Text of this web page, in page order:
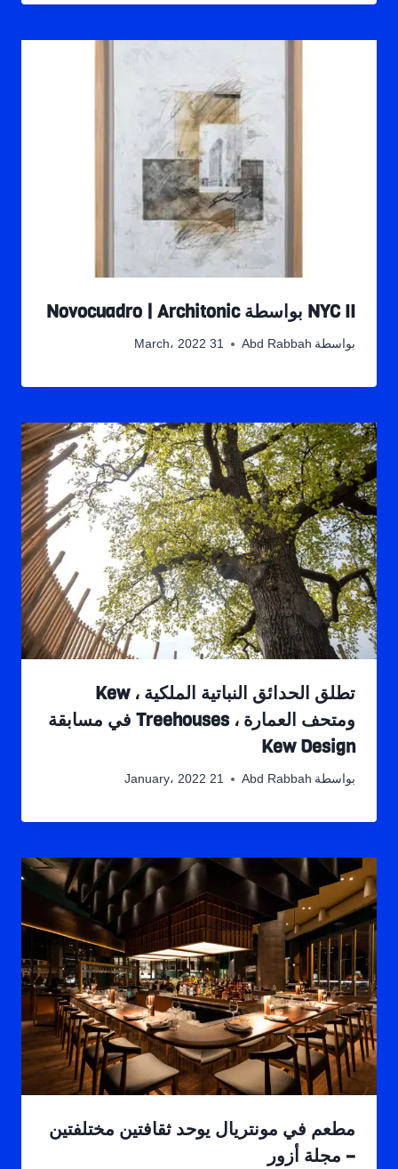
NYC II بواسطة Novocuadro | Architonic
بواسطة Abd Rabbah 31 March، 2022
تطلق الحدائق النباتية الملكية ، Kew
ومتحف العمارة ، Treehouses في مسابقة
Kew Design
بواسطة Abd Rabbah 21 January، 2022
مطعم في مونتريال يوحد ثقافتين مختلفتين
– مجلة أزور